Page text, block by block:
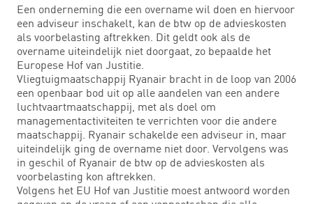
Een onderneming die een overname wil doen en hiervoor
een adviseur inschakelt, kan de btw op de advieskosten
als voorbelasting aftrekken. Dit geldt ook als de
overname uiteindelijk niet doorgaat, zo bepaalde het
Europese Hof van Justitie.
Vliegtuigmaatschappij Ryanair bracht in de loop van 2006
een openbaar bod uit op alle aandelen van een andere
luchtvaartmaatschappij, met als doel om
managementactiviteiten te verrichten voor die andere
maatschappij. Ryanair schakelde een adviseur in, maar
uiteindelijk ging de overname niet door. Vervolgens was
in geschil of Ryanair de btw op de advieskosten als
voorbelasting kon aftrekken.
Volgens het EU Hof van Justitie moest antwoord worden